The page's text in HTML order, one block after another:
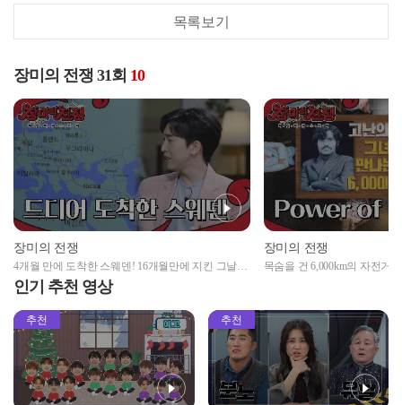
목록보기
장미의 전쟁 31회 10
장미의 전쟁
4개월 만에 도착한 스웨덴! 16개월만에 지킨 그날의
약속✨
장미의 전쟁
목숨을 건 6,000km의 자전거
인기 추천 영상
추천 추천